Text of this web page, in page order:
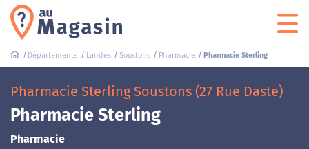
Départements Landes Soustons Pharmacie Pharmacie Sterling
Pharmacie Sterling Soustons (27 Rue Daste)
Pharmacie Sterling
Pharmacie